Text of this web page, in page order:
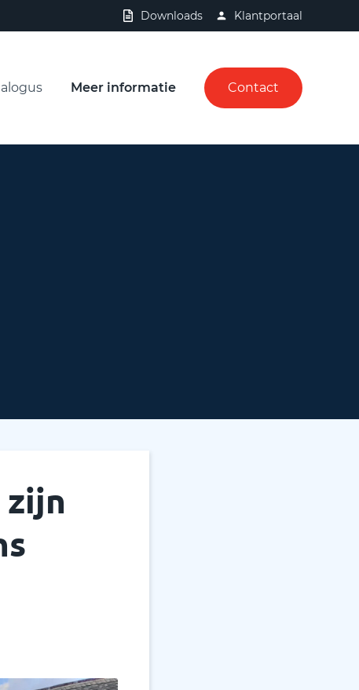
Downloads Klantportaal
Meer informatie Contact